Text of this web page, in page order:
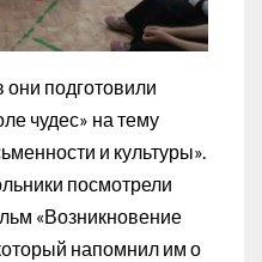
они подготовили
чудес» на тему
и культуры».
посмотрели
«Возникновение
напомнил им о